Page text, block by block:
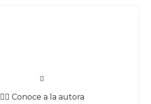
✍🏻 Conoce a la autora